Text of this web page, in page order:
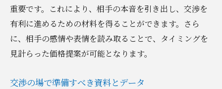
重要です。これにより、相手の本音を引き出し、交渉を
有利に進めるための材料を得ることができます。さら
に、相手の感情や表情を読み取ることで、タイミングを
見計らった価格提案が可能となります。
交渉の場で準備すべき資料とデータ